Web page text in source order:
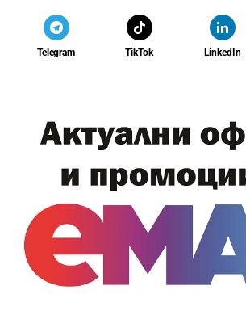
Telegram TikTok LinkedIn